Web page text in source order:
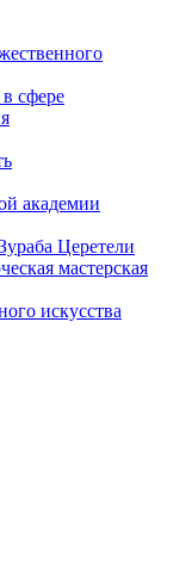
сфере
академии
Церетели
мастерская
искусства